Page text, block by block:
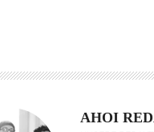
AHOI